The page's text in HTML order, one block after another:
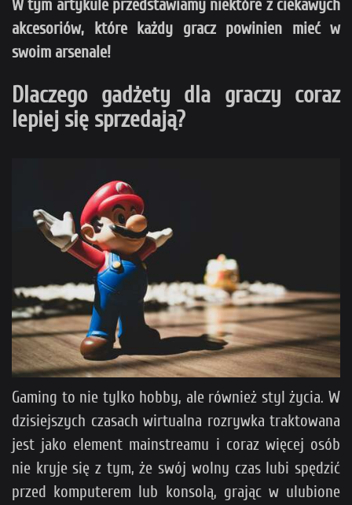
W tym artykule przedstawiamy niektóre z ciekawych
akcesoriów, które każdy gracz powinien mieć w
swoim arsenale!
Dlaczego gadżety dla graczy coraz
lepiej się sprzedają?
Gaming to nie tylko hobby, ale również styl życia. W
dzisiejszych czasach wirtualna rozrywka traktowana
jest jako element mainstreamu i coraz więcej osób
nie kryje się z tym, że swój wolny czas lubi spędzić
przed komputerem lub konsolą, grając w ulubione